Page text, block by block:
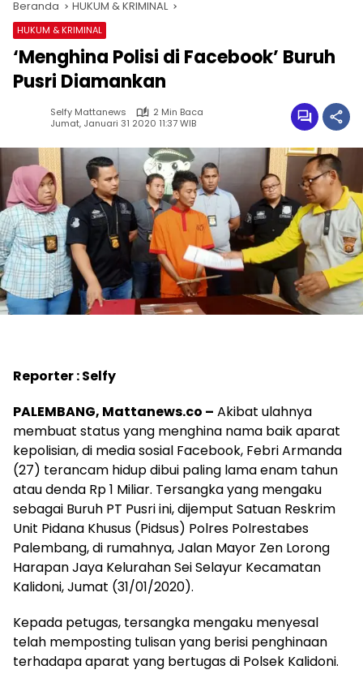
Beranda HUKUM & KRIMINAL
HUKUM & KRIMINAL
‘Menghina Polisi di Facebook’ Buruh
Pusri Diamankan
Selfy Mattanews
2 Min Baca
Jumat, Januari 31 2020 11:37 WIB
Reporter : Selfy
PALEMBANG, Mattanews.co – Akibat ulahnya
membuat status yang menghina nama baik aparat
kepolisian, di media sosial Facebook, Febri Armanda
(27) terancam hidup dibui paling lama enam tahun
atau denda Rp 1 Miliar. Tersangka yang mengaku
sebagai Buruh PT Pusri ini, dijemput Satuan Reskrim
Unit Pidana Khusus (Pidsus) Polres Polrestabes
Palembang, di rumahnya, Jalan Mayor Zen Lorong
Harapan Jaya Kelurahan Sei Selayur Kecamatan
Kalidoni, Jumat (31/01/2020).
Kepada petugas, tersangka mengaku menyesal
telah memposting tulisan yang berisi penghinaan
terhadapa aparat yang bertugas di Polsek Kalidoni.